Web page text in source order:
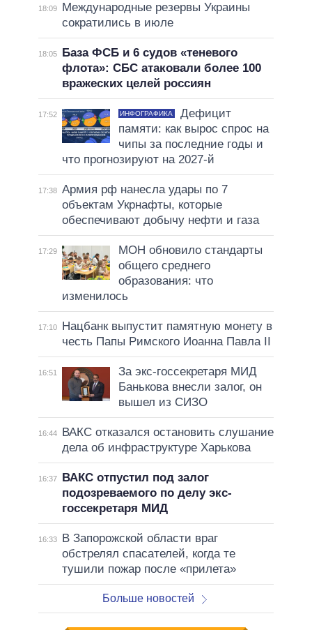
18:09
Международные резервы Украины
сократились в июле
18:05
База ФСБ и 6 судов «теневого
флота»: СБС атаковали более 100
вражеских целей россиян
17:52 ИНФОГРАФИКА
Дефицит
памяти: как вырос спрос на
чипы за последние годы и
что прогнозируют на 2027-й
17:38 Армия рф нанесла удары по 7
объектам Укрнафты, которые
обеспечивают добычу нефти и газа
17:29
МОН обновило стандарты
общего среднего
образования: что
изменилось
17:10
Нацбанк выпустит памятную монету в
честь Папы Римского Иоанна Павла II
16:51
За экс-госсекретаря МИД
Банькова внесли залог, он
вышел из СИЗО
16:44
ВАКС отказался остановить слушание
дела об инфраструктуре Харькова
16:37
ВАКС отпустил под залог
подозреваемого по делу экс-
госсекретаря МИД
16:33
В Запорожской области враг
обстрелял спасателей, когда те
тушили пожар после «прилета»
Больше новостей